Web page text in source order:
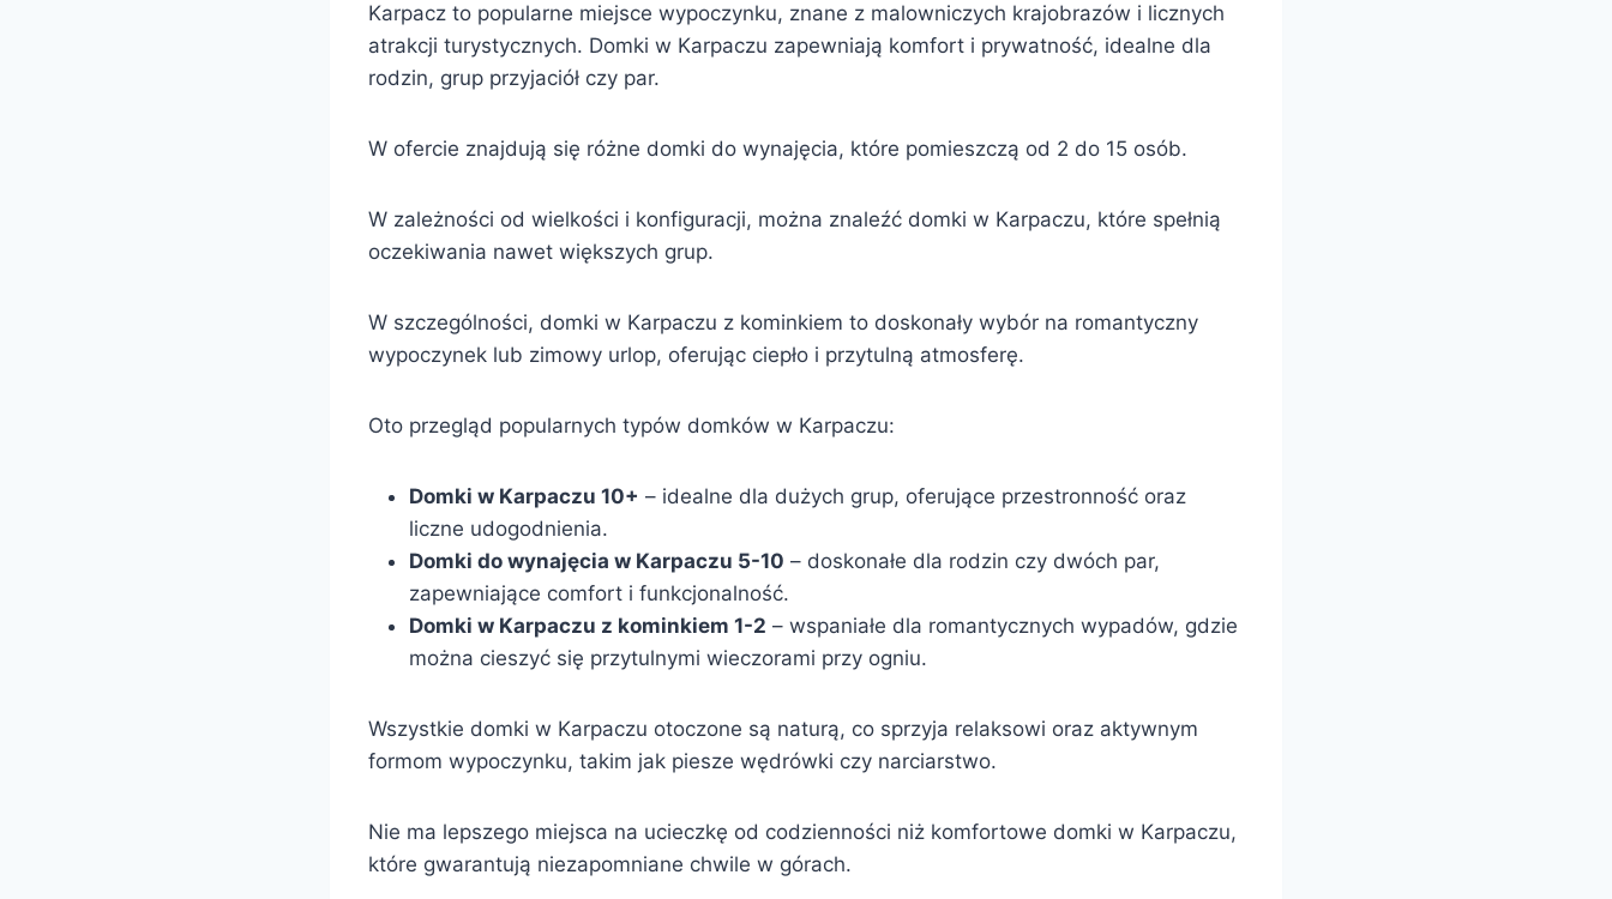
Karpacz to popularne miejsce wypoczynku, znane z malowniczych krajobrazów i licznych
atrakcji turystycznych. Domki w Karpaczu zapewniają komfort i prywatność, idealne dla
rodzin, grup przyjaciół czy par.
W ofercie znajdują się różne domki do wynajęcia, które pomieszczą od 2 do 15 osób.
W zależności od wielkości i konfiguracji, można znaleźć domki w Karpaczu, które spełnią
oczekiwania nawet większych grup.
W szczególności, domki w Karpaczu z kominkiem to doskonały wybór na romantyczny
wypoczynek lub zimowy urlop, oferując ciepło i przytulną atmosferę.
Oto przegląd popularnych typów domków w Karpaczu:
Domki w Karpaczu 10+ – idealne dla dużych grup, oferujące przestronność oraz
liczne udogodnienia.
Domki do wynajęcia w Karpaczu 5-10 – doskonałe dla rodzin czy dwóch par,
zapewniające comfort i funkcjonalność.
Domki w Karpaczu z kominkiem 1-2 – wspaniałe dla romantycznych wypadów, gdzie
można cieszyć się przytulnymi wieczorami przy ogniu.
Wszystkie domki w Karpaczu otoczone są naturą, co sprzyja relaksowi oraz aktywnym
formom wypoczynku, takim jak piesze wędrówki czy narciarstwo.
Nie ma lepszego miejsca na ucieczkę od codzienności niż komfortowe domki w Karpaczu,
które gwarantują niezapomniane chwile w górach.